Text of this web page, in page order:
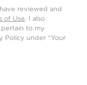
reviewed and
of Use. I also
to my
Policy under “Your